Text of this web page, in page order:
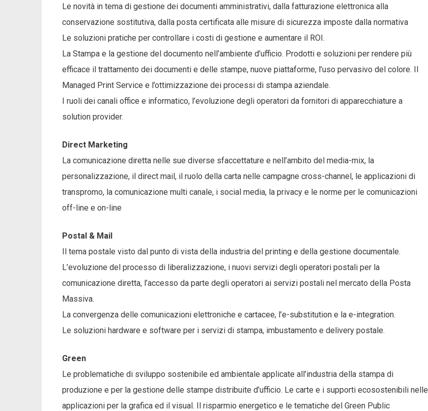
Le novità in tema di gestione dei documenti amministrativi, dalla fatturazione elettronica alla
conservazione sostitutiva, dalla posta certificata alle misure di sicurezza imposte dalla normativa
Le soluzioni pratiche per controllare i costi di gestione e aumentare il ROI.
La Stampa e la gestione del documento nell’ambiente d’ufficio. Prodotti e soluzioni per rendere più
efficace il trattamento dei documenti e delle stampe, nuove piattaforme, l’uso pervasivo del colore. Il
Managed Print Service e l’ottimizzazione dei processi di stampa aziendale.
I ruoli dei canali office e informatico, l’evoluzione degli operatori da fornitori di apparecchiature a
solution provider.
Direct Marketing
La comunicazione diretta nelle sue diverse sfaccettature e nell’ambito del media-mix, la
personalizzazione, il direct mail, il ruolo della carta nelle campagne cross-channel, le applicazioni di
transpromo, la comunicazione multi canale, i social media, la privacy e le norme per le comunicazioni
off-line e on-line
Postal & Mail
Il tema postale visto dal punto di vista della industria del printing e della gestione documentale.
L’evoluzione del processo di liberalizzazione, i nuovi servizi degli operatori postali per la
comunicazione diretta, l’accesso da parte degli operatori ai servizi postali nel mercato della Posta
Massiva.
La convergenza delle comunicazioni elettroniche e cartacee, l’e-substitution e la e-integration.
Le soluzioni hardware e software per i servizi di stampa, imbustamento e delivery postale.
Green
Le problematiche di sviluppo sostenibile ed ambientale applicate all’industria della stampa di
produzione e per la gestione delle stampe distribuite d’ufficio. Le carte e i supporti ecosostenibili nelle
applicazioni per la grafica ed il visual. Il risparmio energetico e le tematiche del Green Public